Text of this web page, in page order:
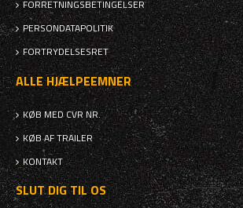
FORRETNINGSBETINGELSER
PERSONDATAPOLITIK
FORTRYDELSESRET
ALLE HJÆLPEEMNER
KØB MED CVR NR.
KØB AF TRAILER
KONTAKT
SLUT DIG TIL OS